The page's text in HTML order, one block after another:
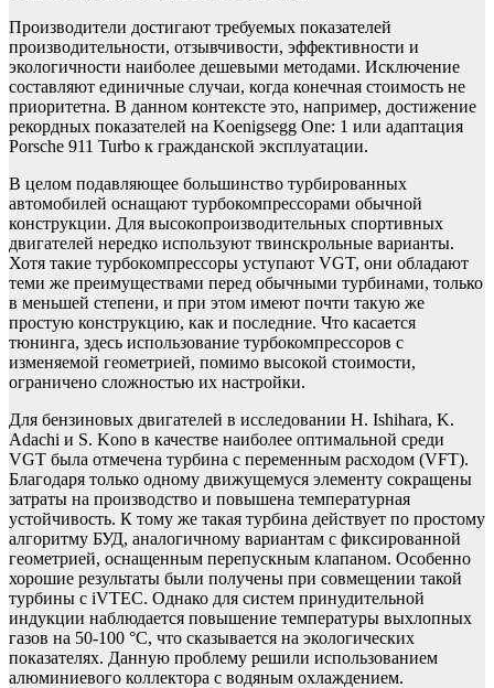
Производители достигают требуемых показателей
производительности, отзывчивости, эффективности и
экологичности наиболее дешевыми методами. Исключение
составляют единичные случаи, когда конечная стоимость не
приоритетна. В данном контексте это, например, достижение
рекордных показателей на Koenigsegg One: 1 или адаптация
Porsche 911 Turbo к гражданской эксплуатации.
В целом подавляющее большинство турбированных
автомобилей оснащают турбокомпрессорами обычной
конструкции. Для высокопроизводительных спортивных
двигателей нередко используют твинскрольные варианты.
Хотя такие турбокомпрессоры уступают VGT, они обладают
теми же преимуществами перед обычными турбинами, только
в меньшей степени, и при этом имеют почти такую же
простую конструкцию, как и последние. Что касается
тюнинга, здесь использование турбокомпрессоров с
изменяемой геометрией, помимо высокой стоимости,
ограничено сложностью их настройки.
Для бензиновых двигателей в исследовании H. Ishihara, K.
Adachi и S. Kono в качестве наиболее оптимальной среди
VGT была отмечена турбина с переменным расходом (VFT).
Благодаря только одному движущемуся элементу сокращены
затраты на производство и повышена температурная
устойчивость. К тому же такая турбина действует по простому
алгоритму БУД, аналогичному вариантам с фиксированной
геометрией, оснащенным перепускным клапаном. Особенно
хорошие результаты были получены при совмещении такой
турбины с iVTEC. Однако для систем принудительной
индукции наблюдается повышение температуры выхлопных
газов на 50-100 °C, что сказывается на экологических
показателях. Данную проблему решили использованием
алюминиевого коллектора с водяным охлаждением.